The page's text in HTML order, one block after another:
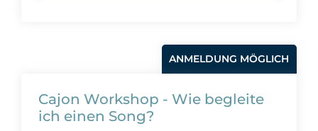
ANMELDUNG MÖGLICH
Cajon Workshop - Wie begleite
ich einen Song?